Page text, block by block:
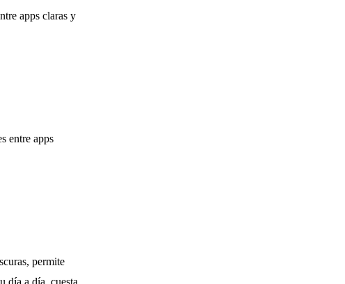
apps claras y
entre apps
permite
día a día, cuesta